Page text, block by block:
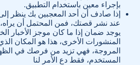
بإجراء معين باستخدام التطبيق.
إذا صادف أن أحد المعجبين بك ينظر
عند نشر قصتك، فمن المحتمل أن
يوجد ضمان إذا ما كان موجز الأخبار
المنشورات الأخرى، هذا هو المكان
المروجة، فهي تزيد من فرصك في
المستخدم، فقط دع الأمر لنا